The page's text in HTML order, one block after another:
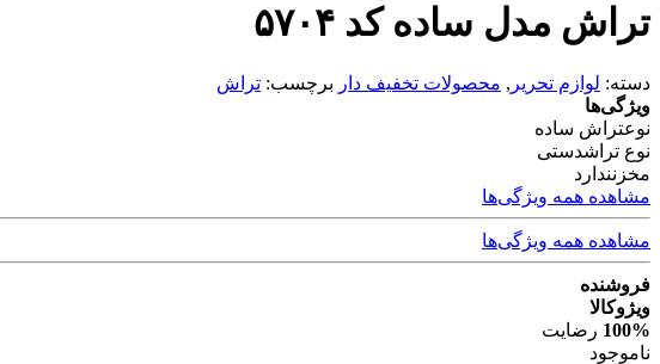
تراش مدل ساده کد ۵۷۰۴
دسته: لوازم تحریر , محصولات تخفیف دار برچسب: تراش
ویژگی‌ها
نوعتراش ساده
نوع تراشدستی
مخزنندارد
مشاهده همه ویژگی‌ها
مشاهده همه ویژگی‌ها
فروشنده
ویژوکالا
100% رضایت
ناموجود